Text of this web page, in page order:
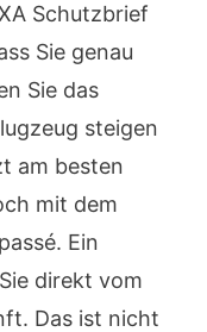
Schutzbrief
Sie genau
Sie das
steigen
am besten
mit dem
Ein
direkt vom
Das ist nicht